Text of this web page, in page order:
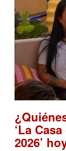
‘La
2026’